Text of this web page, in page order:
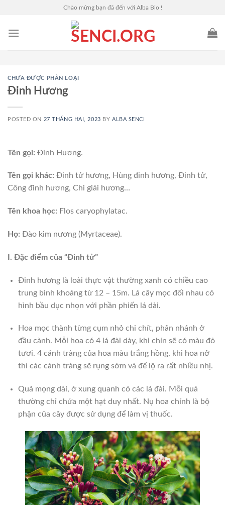
content
Chào mừng bạn đã đến với Alba Bio !
CHƯA ĐƯỢC PHÂN LOẠI
Đinh Hương
POSTED ON 27 THÁNG HAI, 2023 BY ALBA SENCI
Tên gọi: Đinh Hương.
Tên gọi khác: Đinh tử hương, Hùng đinh hương, Đinh tử,
Công đinh hương, Chi giải hương…
Tên khoa học: Flos caryophylatac.
Họ: Đào kim nương (Myrtaceae).
I. Đặc điểm của “Đinh tử”
Đinh hương là loài thực vật thường xanh có chiều cao
trung bình khoảng từ 12 – 15m. Lá cây mọc đối nhau có
hình bầu dục nhọn với phần phiến lá dài.
Hoa mọc thành từng cụm nhỏ chi chít, phân nhánh ở
đầu cành. Mỗi hoa có 4 lá đài dày, khi chín sẽ có màu đỏ
tươi. 4 cánh tràng của hoa màu trắng hồng, khi hoa nở
thì các cánh tràng sẽ rụng sớm và để lộ ra rất nhiều nhị.
Quả mọng dài, ở xung quanh có các lá đài. Mỗi quả
thường chỉ chứa một hạt duy nhất. Nụ hoa chính là bộ
phận của cây được sử dụng để làm vị thuốc.